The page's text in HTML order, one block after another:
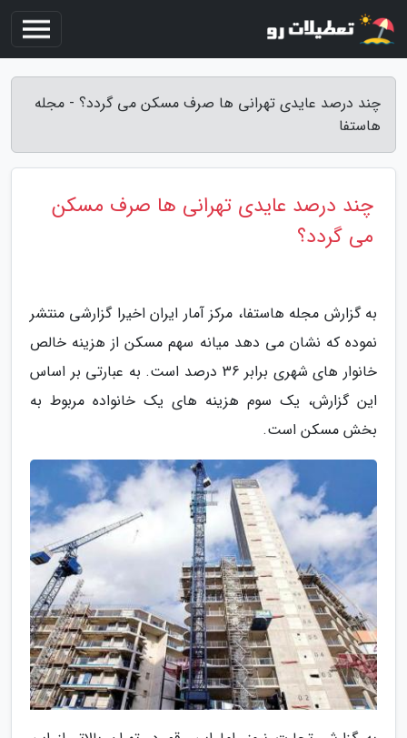
چند درصد عایدی تهرانی ها صرف مسکن می گردد؟ - مجله
هاستفا
چند درصد عایدی تهرانی ها صرف مسکن
می گردد؟
به گزارش مجله هاستفا، مرکز آمار ایران اخیرا گزارشی منتشر
نموده که نشان می دهد میانه سهم مسکن از هزینه خالص
خانوار های شهری برابر 36 درصد است. به عبارتی بر اساس
این گزارش، یک سوم هزینه های یک خانواده مربوط به
بخش مسکن است.